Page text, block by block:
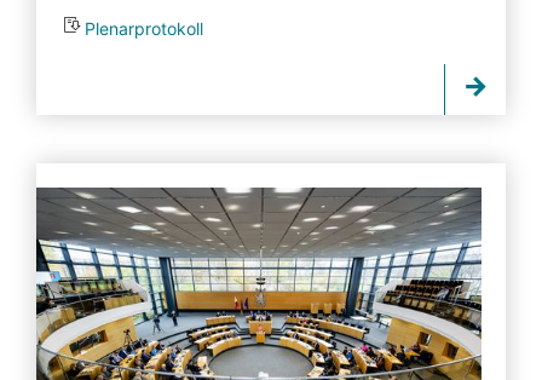
Plenarprotokoll